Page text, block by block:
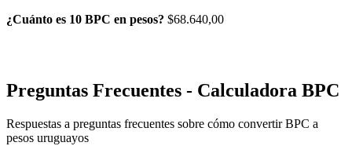
¿Cuánto es 10 BPC en pesos? $68.640,00
Preguntas Frecuentes - Calculadora BPC
Respuestas a preguntas frecuentes sobre cómo convertir BPC a
pesos uruguayos